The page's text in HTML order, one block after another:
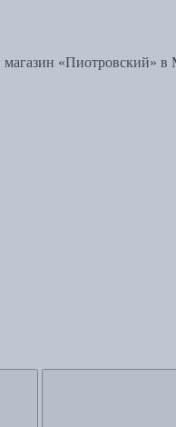
«Пиотровский» в